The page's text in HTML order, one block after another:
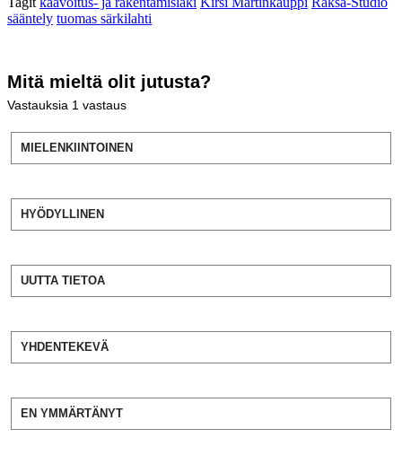
sääntely tuomas särkilahti
Mitä mieltä olit jutusta?
Vastauksia 1 vastaus
MIELENKIINTOINEN
HYÖDYLLINEN
UUTTA TIETOA
YHDENTEKEVÄ
EN YMMÄRTÄNYT